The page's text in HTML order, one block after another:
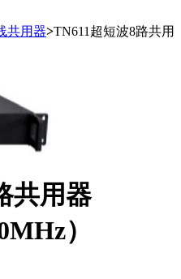
共用器>TN611超短波8路共用
共用器
）